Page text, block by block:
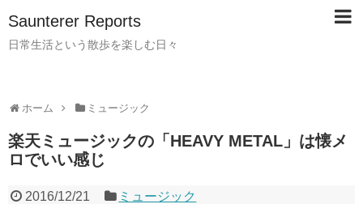
Saunterer Reports
日常生活という散歩を楽しむ日々
ホーム ミュージック
楽天ミュージックの「HEAVY METAL」は懐メ
ロでいい感じ
2016/12/21 ミュージック